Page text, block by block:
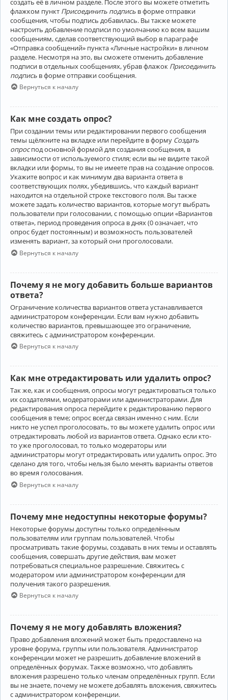
флажком пункт Присоединить подпись в форме отправки
сообщения, чтобы подпись добавилась. Вы также можете
настроить добавление подписи по умолчанию ко всем вашим
сообщениям, сделав соответствующий выбор в параграфе
«Отправка сообщений» пункта «Личные настройки» в личном
разделе. Несмотря на это, вы сможете отменить добавление
подписи в отдельных сообщениях, убрав флажок Присоединить
подпись в форме отправки сообщения.
Вернуться к началу
Как мне создать опрос?
При создании темы или редактировании первого сообщения
темы щёлкните на вкладке или перейдите в форму Создать
опроспод основной формой для создания сообщения, в
зависимости от используемого стиля; если вы не видите такой
вкладки или формы, то вы не имеете прав на создание опросов.
Укажите вопрос и как минимум два варианта ответа в
соответствующих полях, убедившись, что каждый вариант
находится на отдельной строке текстового поля. Вы также
можете задать количество вариантов, которые могут выбрать
пользователи при голосовании, с помощью опции «Вариантов
ответа», период проведения опроса в днях (0 означает, что
опрос будет постоянным) и возможность пользователей
изменять вариант, за который они проголосовали.
Вернуться к началу
Почему я не могу добавить больше вариантов
ответа?
Ограничение количества вариантов ответа устанавливается
администратором конференции. Если вам нужно добавить
количество вариантов, превышающее это ограничение,
свяжитесь с администратором конференции.
Вернуться к началу
Как мне отредактировать или удалить опрос?
Так же, как и сообщения, опросы могут редактироваться только
их создателями, модераторами или администраторами. Для
редактирования опроса перейдите к редактированию первого
сообщения в теме; опрос всегда связан именно с ним. Если
никто не успел проголосовать, то вы можете удалить опрос или
отредактировать любой из вариантов ответа. Однако если кто-
то уже проголосовал, то только модераторы или
администраторы могут отредактировать или удалить опрос. Это
сделано для того, чтобы нельзя было менять варианты ответов
во время голосования.
Вернуться к началу
Почему мне недоступны некоторые форумы?
Некоторые форумы доступны только определённым
пользователям или группам пользователей. Чтобы
просматривать такие форумы, создавать в них темы и оставлять
сообщения, совершать другие действия, вам может
потребоваться специальное разрешение. Свяжитесь с
модератором или администратором конференции для
получения такого разрешения.
Вернуться к началу
Почему я не могу добавлять вложения?
Право добавления вложений может быть предоставлено на
уровне форума, группы или пользователя. Администратор
конференции может не разрешить добавление вложений в
определённых форумах. Также возможно, что добавлять
вложения разрешено только членам определённых групп. Если
вы не знаете, почему не можете добавлять вложения, свяжитесь
с администратором конференции.